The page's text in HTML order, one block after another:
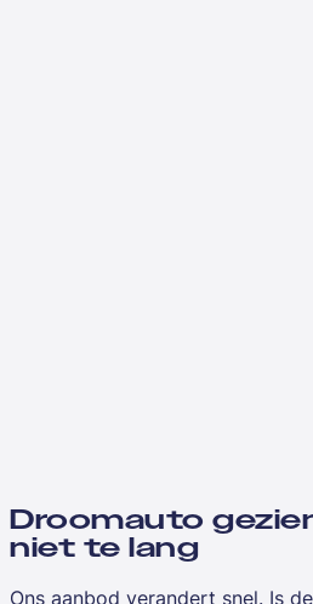
Droomauto
niet te lang
Ons aanbod verandert snel. Is